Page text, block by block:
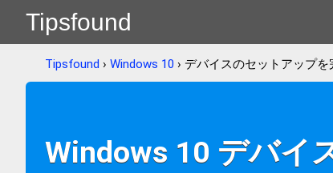
Tipsfound
Tipsfound › Windows 10 › デバイスのセットアップ
Windows 10 デバイ